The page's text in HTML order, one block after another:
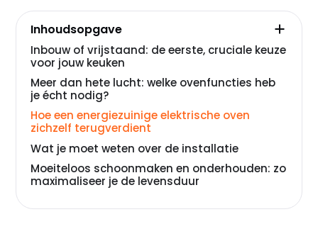
Inhoudsopgave
Inbouw of vrijstaand: de eerste, cruciale keuze
voor jouw keuken
Meer dan hete lucht: welke ovenfuncties heb
je écht nodig?
Hoe een energiezuinige elektrische oven
zichzelf terugverdient
Wat je moet weten over de installatie
Moeiteloos schoonmaken en onderhouden: zo
maximaliseer je de levensduur